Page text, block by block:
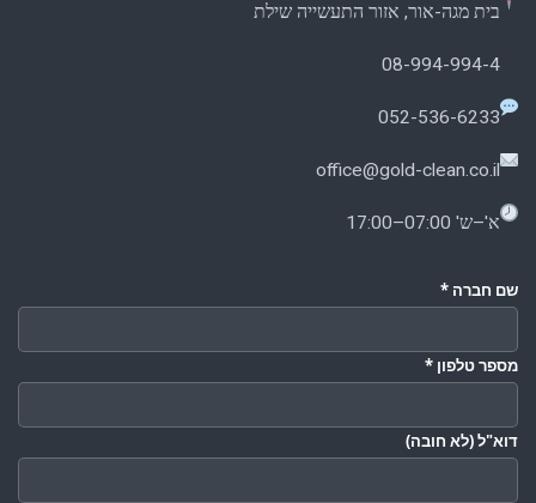
בית מגה-אור, אזור התעשייה שילת
08-994-994-4
052-536-6233
office@gold-clean.co.il
א'–ש' 07:00–17:00
שם חברה *
מספר טלפון *
דוא"ל(לא חובה)